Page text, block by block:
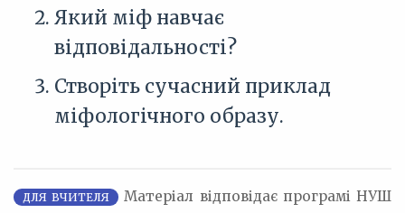
Який міф навчає
відповідальності?
Створіть сучасний приклад
міфологічного образу.
ДЛЯ ВЧИТЕЛЯ
Матеріал відповідає програмі НУШ